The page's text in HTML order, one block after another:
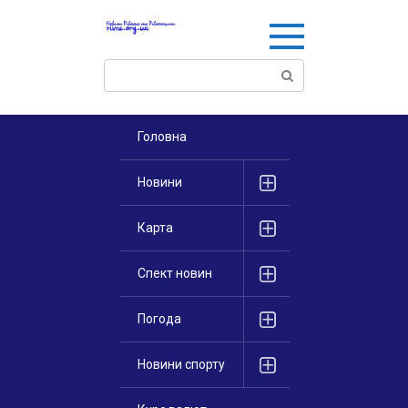
Поиск:
Головна
Новини
Карта
Спект новин
Погода
Новини спорту